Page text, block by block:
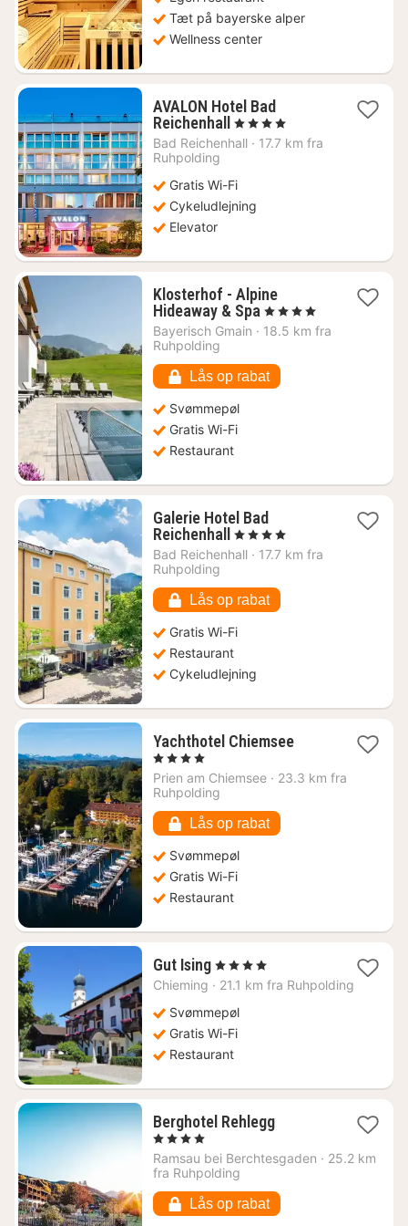
Tæt på bayerske alper
Wellness center
AVALON Hotel Bad
Reichenhall
1
nat
kr.
, 4 Stjerner
Bad Reichenhall · 17.7 km fra
Ruhpolding
Gratis Wi-Fi
Cykeludlejning
Elevator
Klosterhof - Alpine
Hideaway & Spa 1
nat
kr.
, 4 Stjerner
Bayerisch Gmain · 18.5 km fra
Ruhpolding
Lås op rabat
Svømmepøl
Gratis Wi-Fi
Restaurant
Galerie Hotel Bad
Reichenhall
1
nat
kr.
, 4 Stjerner
Bad Reichenhall · 17.7 km fra
Ruhpolding
Lås op rabat
Gratis Wi-Fi
Restaurant
Cykeludlejning
Yachthotel Chiemsee1
fra
, 4 Stjerner
Prien am Chiemsee · 23.3 km fra
Ruhpolding
Lås op rabat
Svømmepøl
Gratis Wi-Fi
Restaurant
Gut Ising1
nat
2121
kr.
, 4 Stjerner
Chieming · 21.1 km fra Ruhpolding
Svømmepøl
Gratis Wi-Fi
Restaurant
Berghotel Rehlegg1
fra
2956
, 4 Stjerner
Ramsau bei Berchtesgaden · 25.2 km
fra Ruhpolding
Lås op rabat